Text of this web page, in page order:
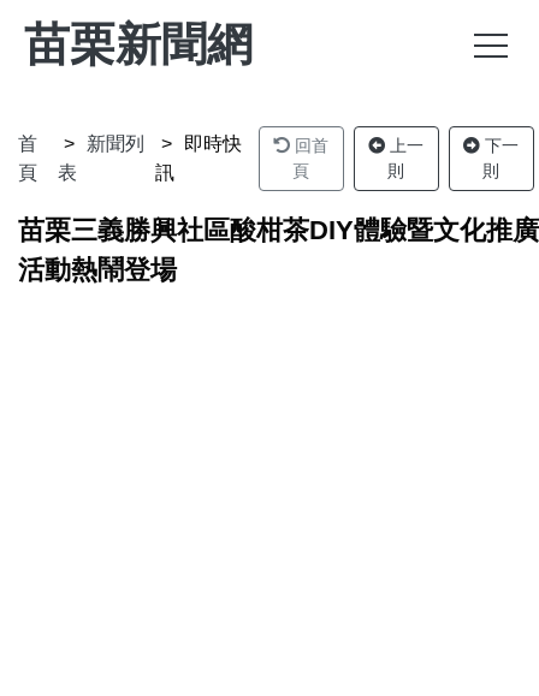
苗栗新聞網
首
頁
新聞列
表
即時快
訊
回首
頁
上一
則
下一
則
苗栗三義勝興社區酸柑茶DIY體驗暨文化推廣
活動熱鬧登場